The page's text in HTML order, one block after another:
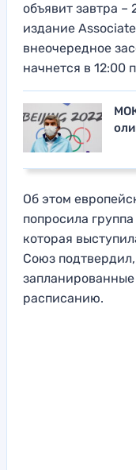
объявит завтра
издание
внеочередное
начнется в 12:00
Об этом
попросила
которая
Союз
расписанию.